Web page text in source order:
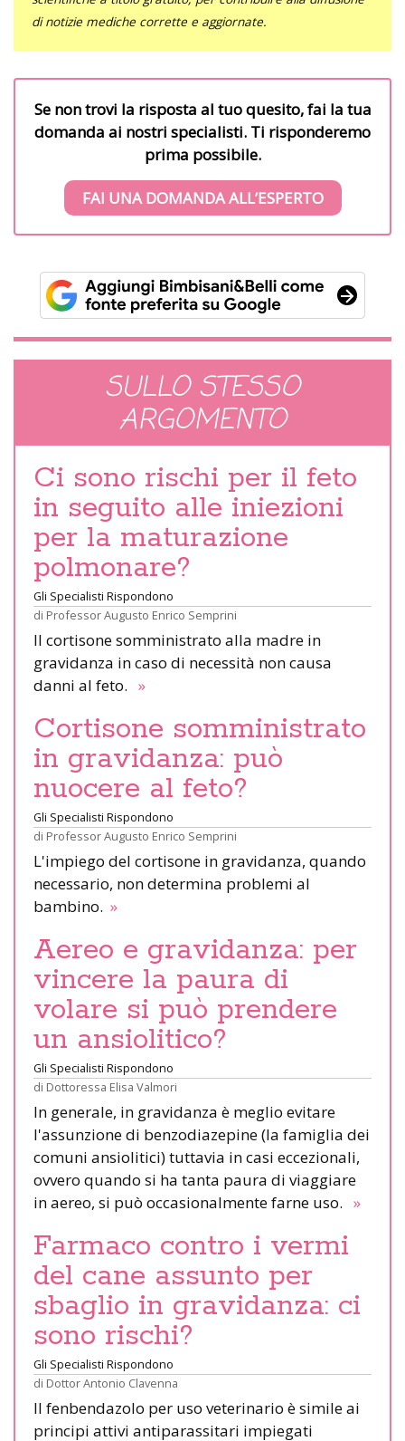
di notizie mediche corrette e aggiornate.
Se non trovi la risposta al tuo quesito, fai la tua
domanda ai nostri specialisti. Ti risponderemo
prima possibile.
FAI UNA DOMANDA ALL’ESPERTO
SULLO STESSO
ARGOMENTO
Ci sono rischi per il feto
in seguito alle iniezioni
per la maturazione
polmonare?
Gli Specialisti Rispondono
di Professor Augusto Enrico Semprini
Il cortisone somministrato alla madre in
gravidanza in caso di necessità non causa
danni al feto. »
Cortisone somministrato
in gravidanza: può
nuocere al feto?
Gli Specialisti Rispondono
di Professor Augusto Enrico Semprini
L'impiego del cortisone in gravidanza, quando
necessario, non determina problemi al
bambino. »
Aereo e gravidanza: per
vincere la paura di
volare si può prendere
un ansiolitico?
Gli Specialisti Rispondono
di Dottoressa Elisa Valmori
In generale, in gravidanza è meglio evitare
l'assunzione di benzodiazepine (la famiglia dei
comuni ansiolitici) tuttavia in casi eccezionali,
ovvero quando si ha tanta paura di viaggiare
in aereo, si può occasionalmente farne uso. »
Farmaco contro i vermi
del cane assunto per
sbaglio in gravidanza: ci
sono rischi?
Gli Specialisti Rispondono
di Dottor Antonio Clavenna
Il fenbendazolo per uso veterinario è simile ai
principi attivi antiparassitari impiegati